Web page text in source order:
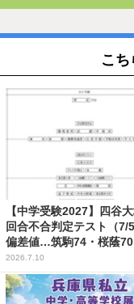
こ
【中学受験2027】四谷
回合不合判定テスト（7/5
偏差値…筑駒74・桜蔭70
2026.7.10